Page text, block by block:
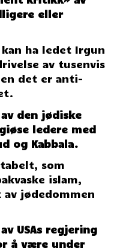
eller
kan ha ledet Irgun
av tusenvis
det er anti-
den jødiske
ledere med
og Kabbala.
som
islam,
jødedommen
USAs regjering
å være under